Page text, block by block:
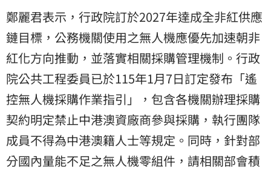
鄭麗君表示，行政院訂於2027年達成全非紅供應
鏈目標，公務機關使用之無人機應優先加速朝非
紅化方向推動，並落實相關採購管理機制。行政
院公共工程委員已於115年1月7日訂定發布「遙
控無人機採購作業指引」，包含各機關辦理採購
契約明定禁止中港澳資廠商參與採購，執行團隊
成員不得為中港澳籍人士等規定。同時，針對部
分國內量能不足之無人機零組件，請相關部會積